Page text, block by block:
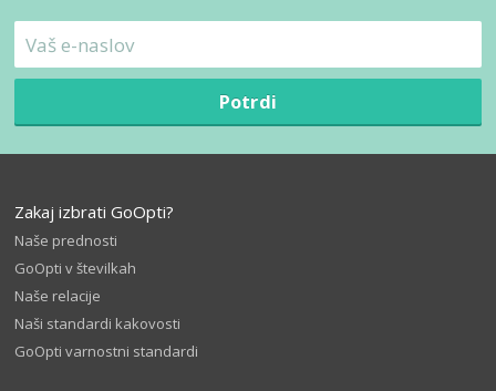
Potrdi
Zakaj izbrati GoOpti?
Naše prednosti
GoOpti v številkah
Naše relacije
Naši standardi kakovosti
GoOpti varnostni standardi